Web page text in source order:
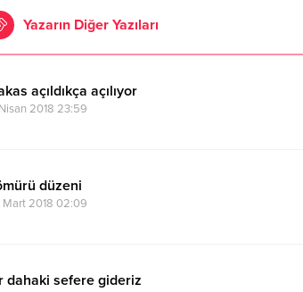
Yazarın Diğer Yazıları
açıldıkça açılıyor
2018 23:59
düzeni
2018 02:09
dahaki sefere gideriz